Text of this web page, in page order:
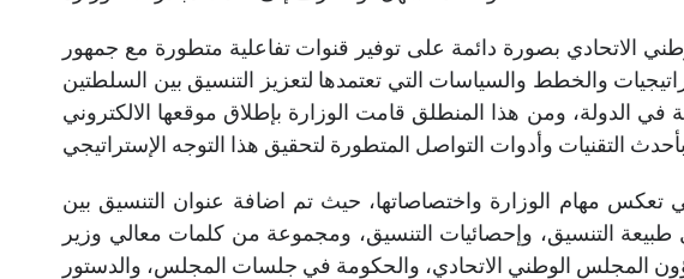
الاتحادي بصورة دائمة على توفير قنوات تفاعلية متطورة مع جمهور
والخطط والسياسات التي تعتمدها لتعزيز التنسيق بين السلطتين
في الدولة، ومن هذا المنطلق قامت الوزارة بإطلاق موقعها الالكتروني
تعكس مهام الوزارة واختصاصاتها، حيث تم اضافة عنوان التنسيق بين
التنسيق، وإحصائيات التنسيق، ومجموعة من كلمات معالي وزير